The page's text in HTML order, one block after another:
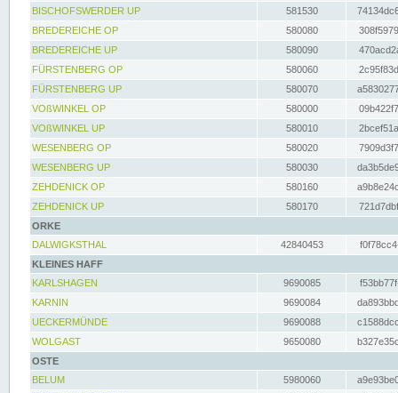
BISCHOFSWERDER UP
581530
BREDEREICHE OP
580080
BREDEREICHE UP
580090
FÜRSTENBERG OP
580060
FÜRSTENBERG UP
580070
VOßWINKEL OP
580000
VOßWINKEL UP
580010
WESENBERG OP
580020
WESENBERG UP
580030
ZEHDENICK OP
580160
ZEHDENICK UP
580170
ORKE
DALWIGKSTHAL
42840453
KLEINES HAFF
KARLSHAGEN
9690085
KARNIN
9690084
UECKERMÜNDE
9690088
WOLGAST
9650080
OSTE
BELUM
5980060